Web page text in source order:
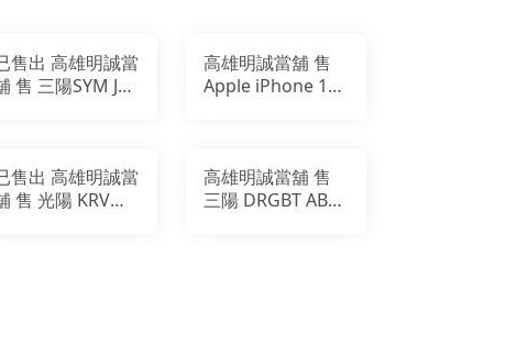
出 高雄明誠當
售 三陽SYM Jet
高雄明誠當舖 售
Apple iPhone 15
售出 高雄明誠當
售 光陽 KRV
高雄明誠當舖 售
三陽 DRGBT ABS